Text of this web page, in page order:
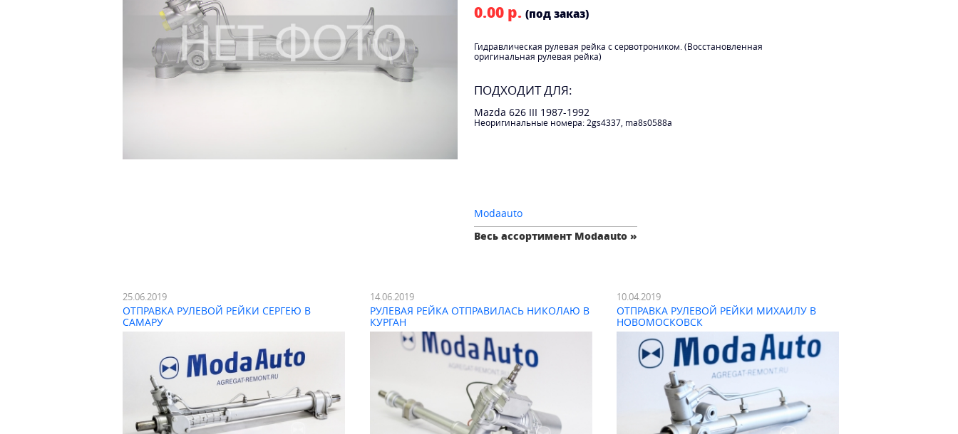
0.00 р. (под заказ)
Гидравлическая рулевая рейка с сервотроником. (Восстановленная
оригинальная рулевая рейка)
ПОДХОДИТ ДЛЯ:
Mazda 626 III 1987-1992
Неоригинальные номера: 2gs4337, ma8s0588a
Modaauto
Весь ассортимент Modaauto »
25.06.2019
ОТПРАВКА РУЛЕВОЙ РЕЙКИ СЕРГЕЮ В
САМАРУ
14.06.2019
РУЛЕВАЯ РЕЙКА ОТПРАВИЛАСЬ НИКОЛАЮ В
КУРГАН
10.04.2019
ОТПРАВКА РУЛЕВОЙ РЕЙКИ МИХАИЛУ В
НОВОМОСКОВСК